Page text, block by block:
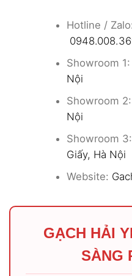
Hotline /
Showroom 1:
Nội
Showroom 2:
Nội
Showroom 3:
Giấy, Hà Nội
Website:
GẠCH HẢI
SÀNG